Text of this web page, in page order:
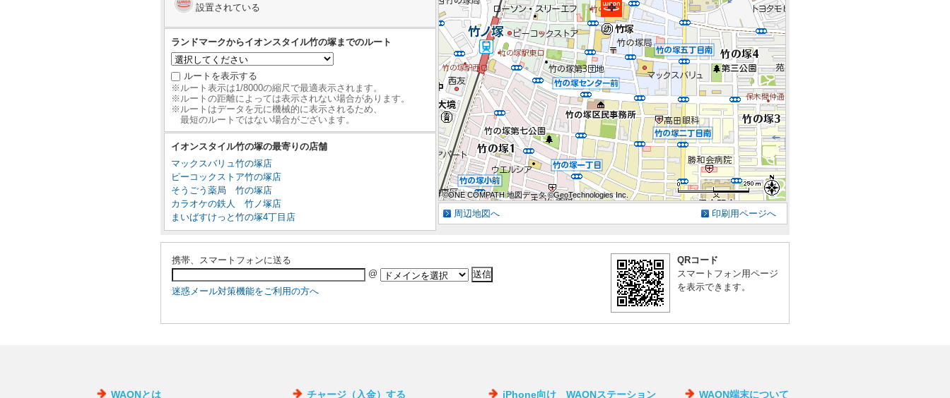
設置されている
ランドマークからイオンスタイル竹の塚までのルート
ルートを表示する
※ルート表示は1/8000の縮尺で最適表示されます。
※ルートの距離によっては表示されない場合があります。
※ルートはデータを元に機械的に表示されるため、
最短のルートではない場合がございます。
イオンスタイル竹の塚の最寄りの店舗
マックスバリュ竹の塚店
ピーコックストア竹の塚店
そうごう薬局 竹の塚店
カラオケの鉄人 竹ノ塚店
まいばすけっと竹の塚4丁目店
©ONE COMPATH 地図データ ©GeoTechnologies Inc.
©ONE COMPATH 地図データ ©GeoTechnologies Inc.
©ONE COMPATH 地図データ ©GeoTechnologies Inc.
©ONE COMPATH 地図データ ©GeoTechnologies Inc.
©ONE COMPATH 地図データ ©GeoTechnologies Inc.
©ONE COMPATH 地図データ ©GeoTechnologies Inc.
©ONE COMPATH 地図データ ©GeoTechnologies Inc.
©ONE COMPATH 地図データ ©GeoTechnologies Inc.
©ONE COMPATH 地図データ ©GeoTechnologies Inc.
周辺地図へ 印刷用ページへ
携帯、スマートフォンに送る
@
迷惑メール対策機能をご利用の方へ
QRコード
スマートフォン用ページ
を表示できます。